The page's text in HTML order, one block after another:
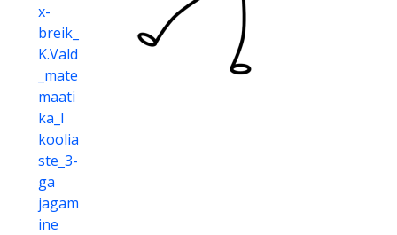
x-
breik_
K.Vald
_mate
maati
ka_I
koolia
ste_3-
ga
jagam
ine